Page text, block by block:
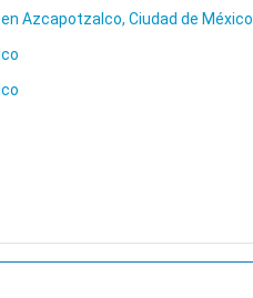
Azcapotzalco, Ciudad de México